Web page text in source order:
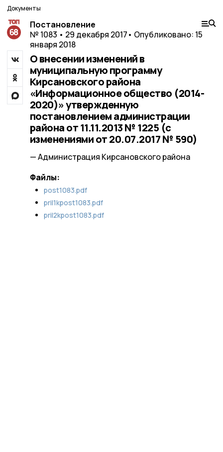
Документы
Постановление
№ 1083 • 29 декабря 2017• Опубликовано: 15
января 2018
О внесении изменений в
муниципальную программу
Кирсановского района
«Информационное общество (2014-
2020)» утвержденную
постановлением администрации
района от 11.11.2013 № 1225 (с
изменениями от 20.07.2017 № 590)
— Администрация Кирсановского района
Файлы:
post1083.pdf
pril1kpost1083.pdf
pril2kpost1083.pdf